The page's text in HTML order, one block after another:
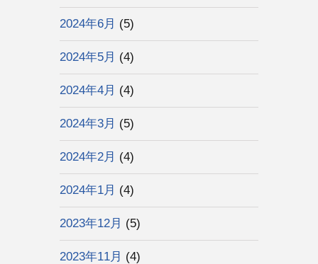
2024年6月 (5)
2024年5月 (4)
2024年4月 (4)
2024年3月 (5)
2024年2月 (4)
2024年1月 (4)
2023年12月 (5)
2023年11月 (4)